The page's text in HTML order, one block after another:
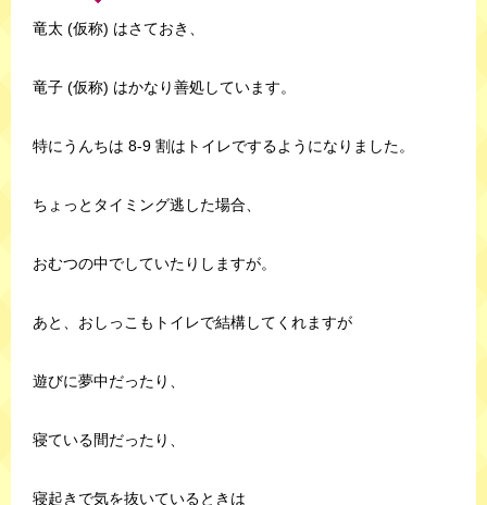
竜太 (仮称) はさておき、
竜子 (仮称) はかなり善処しています。
特にうんちは 8-9 割はトイレでするようになりました。
ちょっとタイミング逃した場合、
おむつの中でしていたりしますが。
あと、おしっこもトイレで結構してくれますが
遊びに夢中だったり、
寝ている間だったり、
寝起きで気を抜いているときは